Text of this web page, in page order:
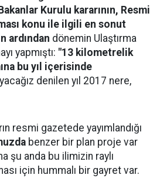
Kurulu kararının, Resmi
konu ile ilgili en sonut
ardından dönemin Ulaştırma
yapmıştı: "13 kilometrelik
bu yıl içerisinde
denilen yıl 2017 nere,
resmi gazetede yayımlandığı
benzer bir plan proje var
şu anda bu ilimizin raylı
için hummalı bir gayret var.